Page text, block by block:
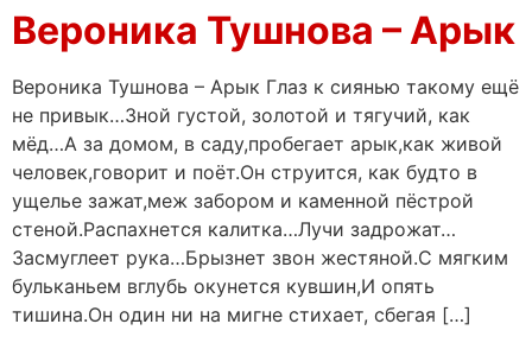
Вероника Тушнова – Арык
Вероника Тушнова – Арык Глаз к сиянью такому ещё
не привык…Зной густой, золотой и тягучий, как
мёд…А за домом, в саду,пробегает арык,как живой
человек,говорит и поёт.Он струится, как будто в
ущелье зажат,меж забором и каменной пёстрой
стеной.Распахнется калитка…Лучи задрожат…
Засмуглеет рука…Брызнет звон жестяной.С мягким
бульканьем вглубь окунется кувшин,И опять
тишина.Он один ни на мигне стихает, сбегая […]